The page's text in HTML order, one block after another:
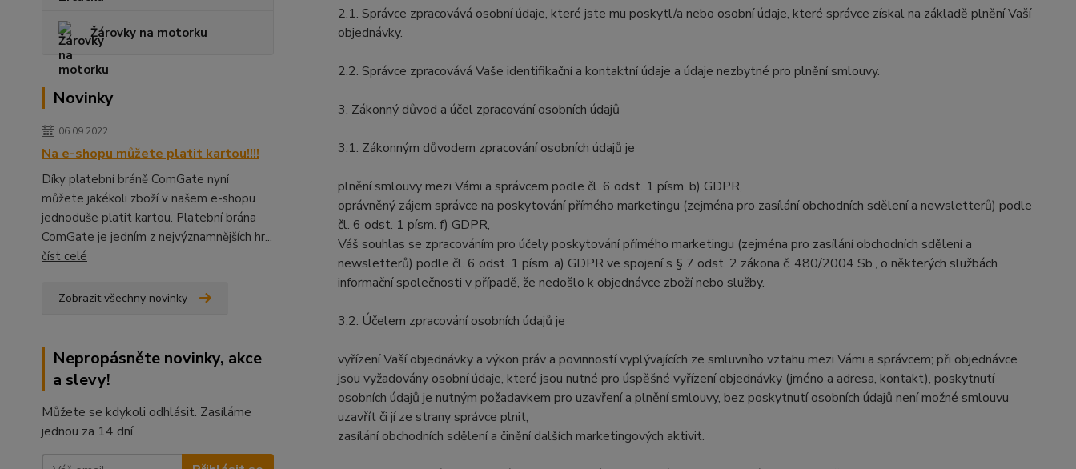
Žárovky na motorku
Novinky
06.09.2022
Na e-shopu můžete platit kartou!!!!
Díky platební bráně ComGate nyní
můžete jakékoli zboží v našem e-shopu
jednoduše platit kartou. Platební brána
ComGate je jedním z nejvýznamnějších hr...
číst celé
Zobrazit všechny novinky
Nepropásněte novinky, akce
a slevy!
Můžete se kdykoli odhlásit. Zasíláme
jednou za 14 dní.
2.1. Správce zpracovává osobní údaje, které jste mu poskytl/a nebo osobní údaje, které správce získal na základě plnění Vaší
objednávky.
2.2. Správce zpracovává Vaše identifikační a kontaktní údaje a údaje nezbytné pro plnění smlouvy.
3. Zákonný důvod a účel zpracování osobních údajů
3.1. Zákonným důvodem zpracování osobních údajů je
plnění smlouvy mezi Vámi a správcem podle čl. 6 odst. 1 písm. b) GDPR,
oprávněný zájem správce na poskytování přímého marketingu (zejména pro zasílání obchodních sdělení a newsletterů) podle
čl. 6 odst. 1 písm. f) GDPR,
Váš souhlas se zpracováním pro účely poskytování přímého marketingu (zejména pro zasílání obchodních sdělení a
newsletterů) podle čl. 6 odst. 1 písm. a) GDPR ve spojení s § 7 odst. 2 zákona č. 480/2004 Sb., o některých službách
informační společnosti v případě, že nedošlo k objednávce zboží nebo služby.
3.2. Účelem zpracování osobních údajů je
vyřízení Vaší objednávky a výkon práv a povinností vyplývajících ze smluvního vztahu mezi Vámi a správcem; při objednávce
jsou vyžadovány osobní údaje, které jsou nutné pro úspěšné vyřízení objednávky (jméno a adresa, kontakt), poskytnutí
osobních údajů je nutným požadavkem pro uzavření a plnění smlouvy, bez poskytnutí osobních údajů není možné smlouvu
uzavřít či jí ze strany správce plnit,
zasílání obchodních sdělení a činění dalších marketingových aktivit.